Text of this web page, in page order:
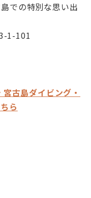
での特別な思い出
1-101
古島ダイビング・
ら